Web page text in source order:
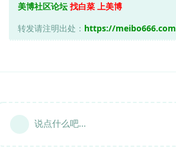
美博社区论坛 找白菜 上美博
转发请注明出处： https://meibo666.com
说点什么吧...